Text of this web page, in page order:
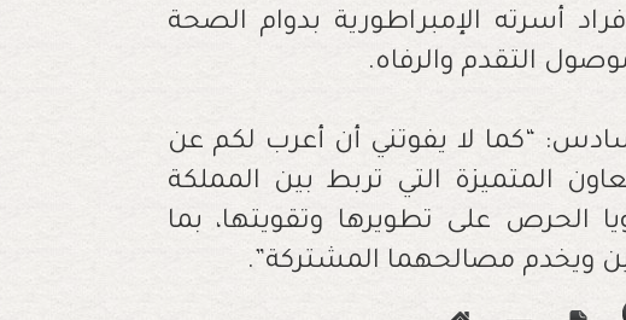
أسرته الإمبراطورية بدوام الصحة
التقدم والرفاه.
“كما لا يفوتني أن أعرب لكم عن
المتميزة التي تربط بين المملكة
الحرص على تطويرها وتقويتها، بما
ويخدم مصالحهما المشتركة”.